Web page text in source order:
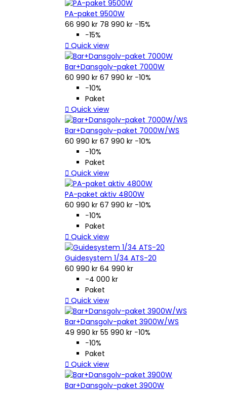
PA-paket 9500W
66 990 kr 78 990 kr −15%
−15%
 Quick view
Bar+Dansgolv-paket 7000W
60 990 kr 67 990 kr −10%
−10%
Paket
 Quick view
Bar+Dansgolv-paket 7000W/WS
60 990 kr 67 990 kr −10%
−10%
Paket
 Quick view
PA-paket aktiv 4800W
60 990 kr 67 990 kr −10%
−10%
Paket
 Quick view
Guidesystem 1/34 ATS-20
60 990 kr 64 990 kr
-4 000 kr
Paket
 Quick view
Bar+Dansgolv-paket 3900W/WS
49 990 kr 55 990 kr −10%
−10%
Paket
 Quick view
Bar+Dansgolv-paket 3900W